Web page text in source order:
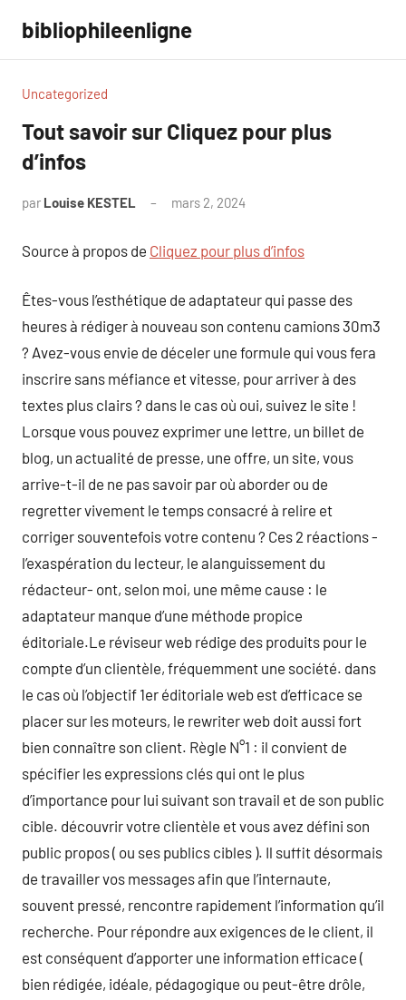
contenu
bibliophileenligne
Uncategorized
Tout savoir sur Cliquez pour plus
d’infos
par Louise KESTEL mars 2, 2024
Source à propos de Cliquez pour plus d’infos
Êtes-vous l’esthétique de adaptateur qui passe des
heures à rédiger à nouveau son contenu camions 30m3
? Avez-vous envie de déceler une formule qui vous fera
inscrire sans méfiance et vitesse, pour arriver à des
textes plus clairs ? dans le cas où oui, suivez le site !
Lorsque vous pouvez exprimer une lettre, un billet de
blog, un actualité de presse, une offre, un site, vous
arrive-t-il de ne pas savoir par où aborder ou de
regretter vivement le temps consacré à relire et
corriger souventefois votre contenu ? Ces 2 réactions -
l’exaspération du lecteur, le alanguissement du
rédacteur- ont, selon moi, une même cause : le
adaptateur manque d’une méthode propice
éditoriale.Le réviseur web rédige des produits pour le
compte d’un clientèle, fréquemment une société. dans
le cas où l’objectif 1er éditoriale web est d’efficace se
placer sur les moteurs, le rewriter web doit aussi fort
bien connaître son client. Règle N°1 : il convient de
spécifier les expressions clés qui ont le plus
d’importance pour lui suivant son travail et de son public
cible. découvrir votre clientèle et vous avez défini son
public propos ( ou ses publics cibles ). Il suffit désormais
de travailler vos messages afin que l’internaute,
souvent pressé, rencontre rapidement l’information qu’il
recherche. Pour répondre aux exigences de le client, il
est conséquent d’apporter une information efficace (
bien rédigée, idéale, pédagogique ou peut-être drôle,